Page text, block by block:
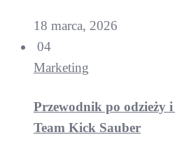
18 marca, 2026
04
Marketing
Przewodnik po odzieży i
Team Kick Sauber